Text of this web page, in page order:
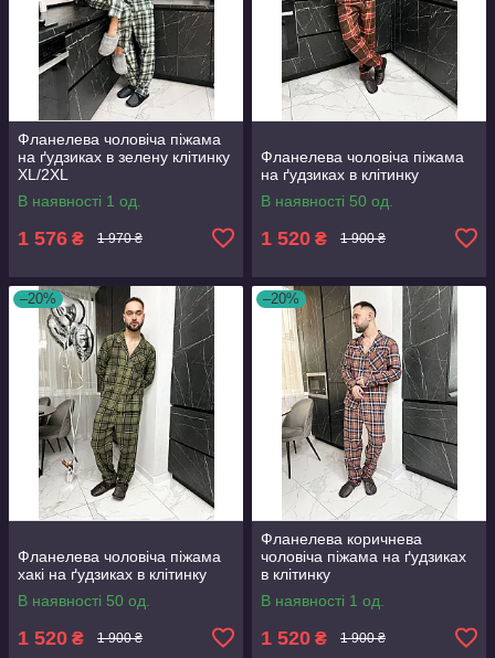
Фланелева чоловіча піжама
на ґудзиках в зелену клітинку
XL/2XL
В наявності 1 од.
1 576 ₴ 1 970 ₴
Фланелева чоловіча піжама
на ґудзиках в клітинку
В наявності 50 од.
1 520 ₴ 1 900 ₴
–20%
Фланелева чоловіча піжама
хакі на ґудзиках в клітинку
В наявності 50 од.
1 520 ₴ 1 900 ₴
–20%
Фланелева коричнева
чоловіча піжама на ґудзиках
в клітинку
В наявності 1 од.
1 520 ₴ 1 900 ₴